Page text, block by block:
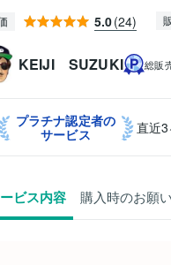
5.0(24)
KEIJI SUZUKI 総販
プラチナ認定者の
サービス
直近
ビス内容 購入時のお願い